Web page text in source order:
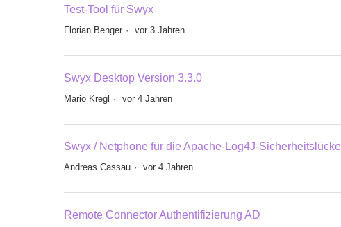
Test-Tool für Swyx
Florian Benger vor 3 Jahren
Swyx Desktop Version 3.3.0
Mario Kregl vor 4 Jahren
Swyx / Netphone für die Apache-Log4J-Sicherheitslücke
Andreas Cassau vor 4 Jahren
Remote Connector Authentifizierung AD